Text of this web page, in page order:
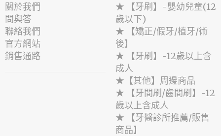
關於我們
問與答
聯絡我們
官方網站
銷售通路
★ 【牙刷】-嬰幼兒童(12
歲以下)
★ 【矯正/假牙/植牙/術
後】
★ 【牙刷】-12歲以上含
成人
★【其他】周邊商品
★ 【牙間刷/齒間刷】-12
歲以上含成人
★ 【牙醫診所推薦/販售
商品】